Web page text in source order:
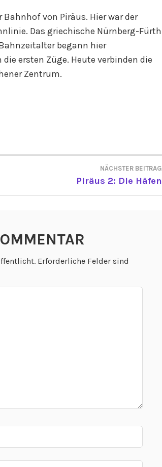
von Piräus. Hier war der
Das griechische Nürnberg-Fürth
begann hier
ersten Züge. Heute verbinden die
Zentrum.
NÄCHSTER BEITRAG
Piräus 2: Die Häfen
Erforderliche Felder sind